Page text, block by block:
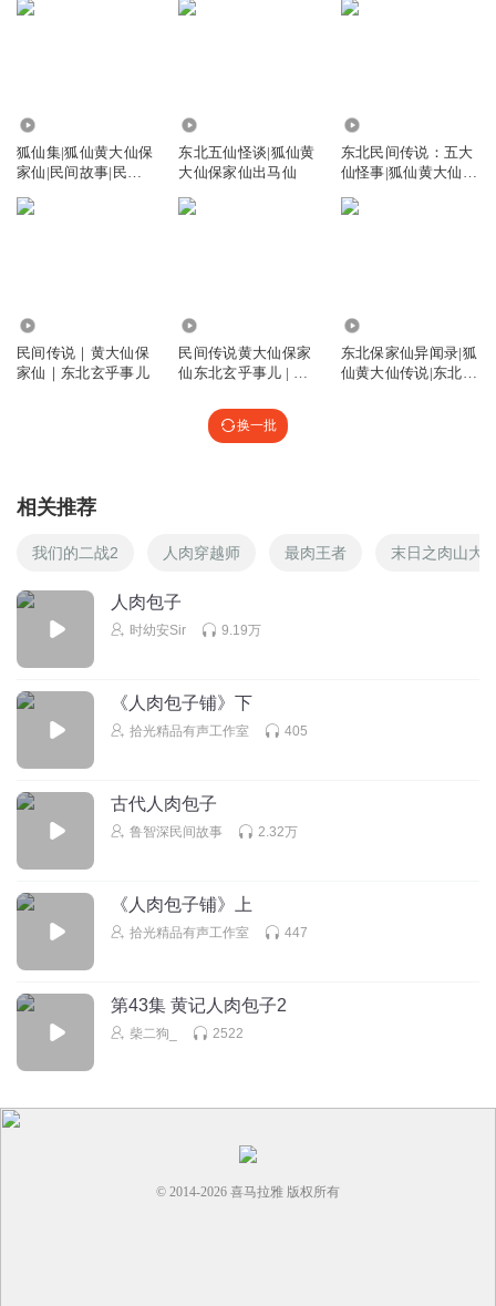
狐仙集|狐仙黄大仙保
家仙|民间故事|民间
东北五仙怪谈|狐仙黄
大仙保家仙出马仙
东北民间传说：五大
仙怪事|狐仙黄大仙保
民间传说｜黄大仙保
家仙｜东北玄乎事儿
民间传说黄大仙保家
仙东北玄乎事儿 | 怪
东北保家仙异闻录|狐
仙黄大仙传说|东北五
换一批
相关推荐
我们的二战2 人肉穿越师 最肉王者 末日之肉山大
人肉包子
时幼安Sir 9.19万
《人肉包子铺》下
拾光精品有声工作室 405
古代人肉包子
鲁智深民间故事 2.32万
《人肉包子铺》上
拾光精品有声工作室 447
第43集 黄记人肉包子2
柴二狗_ 2522
© 2014-2026 喜马拉雅 版权所有